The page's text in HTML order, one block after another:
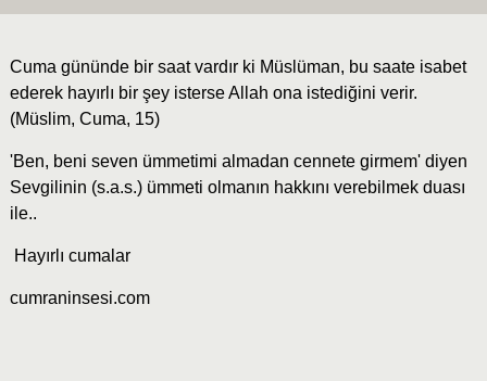
Cuma gününde bir saat vardır ki Müslüman, bu saate isabet
ederek hayırlı bir şey isterse Allah ona istediğini verir.
(Müslim, Cuma, 15)
'Ben, beni seven ümmetimi almadan cennete girmem' diyen
Sevgilinin (s.a.s.) ümmeti olmanın hakkını verebilmek duası
ile..
Hayırlı cumalar
cumraninsesi.com